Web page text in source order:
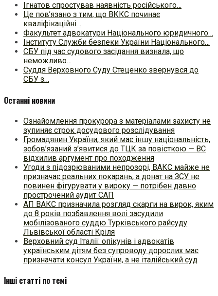
Ігнатов спростував наявність російського…
Це пов’язано з тим, що ВККС починає
кваліфікаційні…
Факультет адвокатури Національного юридичного…
Інституту Служби безпеки України Національного…
СБУ під час судового засідання визнала, що
неможливо…
Суддя Верховного Суду Стеценко звернувся до
СБУ з…
Останні новини
Ознайомлення прокурора з матеріалами захисту не
зупиняє строк досудового розслідування
Громадянин України, який має іншу національність,
зобов’язаний з’явитися до ТЦК за повісткою — ВС
відхилив аргумент про походження
Угоди з підозрюваними непрозорі, ВАКС майже не
призначає реальних покарань, а донат на ЗСУ не
повинен фігурувати у вироку — потрібен давно
прострочений аудит САП
АП ВАКС призначила розгляд скарги на вирок, яким
до 8 років позбавлення волі засудили
мобілізованого суддю Турківського райсуду
Львівської області Кріля
Верховний суд Італії: опікунів і адвокатів
українським дітям без супроводу дорослих має
призначати консул України, а не італійський суд
Інші статті по темі